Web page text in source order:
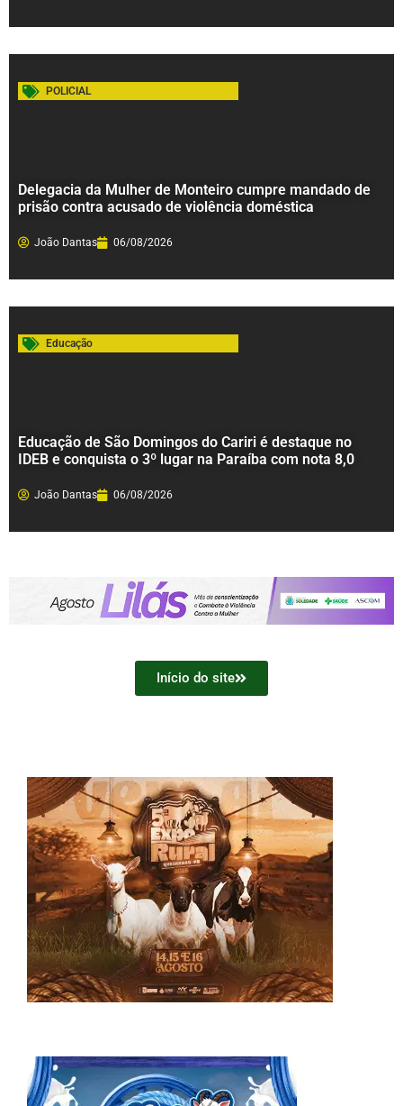
POLICIAL
Delegacia da Mulher de Monteiro cumpre mandado de
prisão contra acusado de violência doméstica
João Dantas 06/08/2026
Educação
Educação de São Domingos do Cariri é destaque no
IDEB e conquista o 3º lugar na Paraíba com nota 8,0
João Dantas 06/08/2026
Início do site